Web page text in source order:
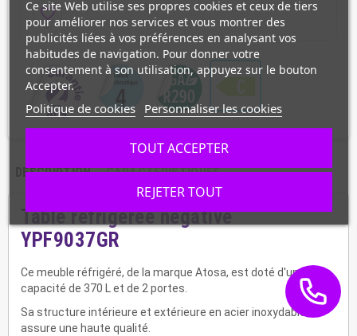
favorite_border
DESCRIPTION CARACTÉRISTIQUES
Table réfrigérée négative
YPF9037GR
Ce meuble réfrigéré, de la marque Atosa, est doté d'une
capacité de 370 L et de 2 portes.
Sa structure intérieure et extérieure en acier inoxydable lui
assure une haute qualité.
Ce site Web utilise ses propres cookies et ceux de tiers
pour améliorer nos services et vous montrer des
publicités liées à vos préférences en analysant vos
habitudes de navigation. Pour donner votre
consentement à son utilisation, appuyez sur le bouton
Accepter.
Politique de cookies Personnaliser les cookies
REJETER TOUT
TOUT ACCEPTER